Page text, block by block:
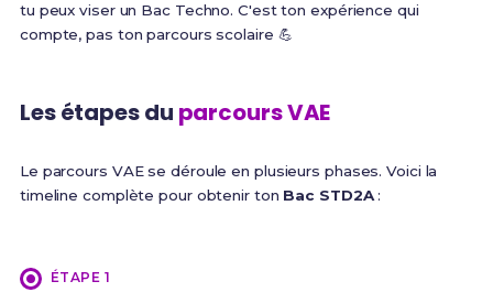
tu peux viser un Bac Techno. C'est ton expérience qui
compte, pas ton parcours scolaire 💪
Les étapes du parcours VAE
Le parcours VAE se déroule en plusieurs phases. Voici la
timeline complète pour obtenir ton Bac STD2A:
ÉTAPE 1